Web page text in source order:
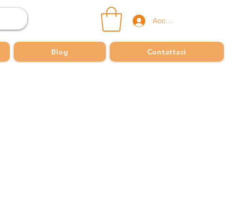
Accedi
Blog Contattaci